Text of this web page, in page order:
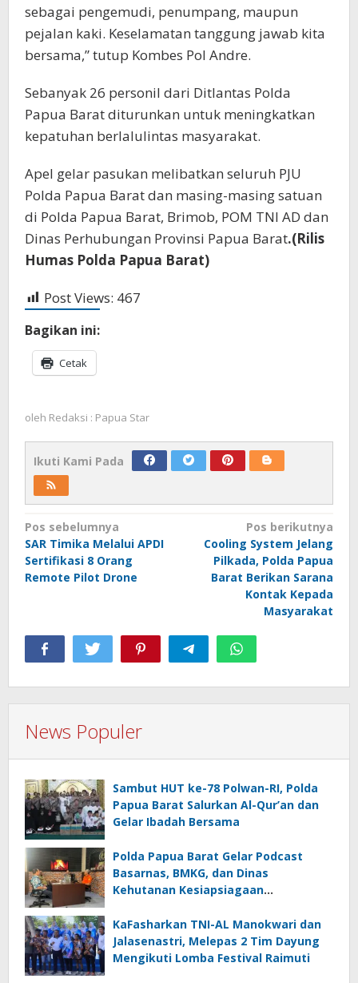
sebagai pengemudi, penumpang, maupun
pejalan kaki. Keselamatan tanggung jawab kita
bersama,” tutup Kombes Pol Andre.
Sebanyak 26 personil dari Ditlantas Polda
Papua Barat diturunkan untuk meningkatkan
kepatuhan berlalulintas masyarakat.
Apel gelar pasukan melibatkan seluruh PJU
Polda Papua Barat dan masing-masing satuan
di Polda Papua Barat, Brimob, POM TNI AD dan
Dinas Perhubungan Provinsi Papua Barat.(Rilis
Humas Polda Papua Barat)
Post Views: 467
Bagikan ini:
Cetak
oleh Redaksi : Papua Star
Ikuti Kami Pada
Navigasi
pos
Pos sebelumnya
SAR Timika Melalui APDI
Sertifikasi 8 Orang
Remote Pilot Drone
Pos berikutnya
Cooling System Jelang
Pilkada, Polda Papua
Barat Berikan Sarana
Kontak Kepada
Masyarakat
News Populer
Sambut HUT ke-78 Polwan-RI, Polda
Papua Barat Salurkan Al-Qur’an dan
Gelar Ibadah Bersama
Polda Papua Barat Gelar Podcast
Basarnas, BMKG, dan Dinas
Kehutanan Kesiapsiagaan
KaFasharkan TNI-AL Manokwari dan
Jalasenastri, Melepas 2 Tim Dayung
Mengikuti Lomba Festival Raimuti